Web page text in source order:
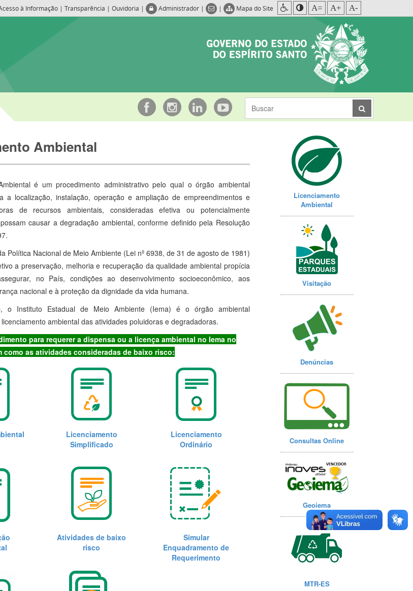
à Informação | Transparência | Ouvidoria | Administrador | | Mapa do Site A= A+ A-
Ambiental
é um procedimento administrativo pelo qual o órgão ambiental
a localização, instalação, operação e ampliação de empreendimentos e
de recursos ambientais, consideradas efetiva ou potencialmente
causar a degradação ambiental, conforme definido pela Resolução
Política Nacional de Meio Ambiente (Lei nº 6938, de 31 de agosto de 1981)
a preservação, melhoria e recuperação da qualidade ambiental propícia
no País, condições ao desenvolvimento socioeconômico, aos
nacional e à proteção da dignidade da vida humana.
o Instituto Estadual de Meio Ambiente (Iema) é o órgão ambiental
ambiental das atividades poluidoras e degradadoras.
para requerer a dispensa ou a licença ambiental no Iema no
como as atividades consideradas de baixo risco:
Licenciamento
Simplificado
Licenciamento
Ordinário
Atividades de baixo
risco
Simular
Enquadramento de
Requerimento
Licenciamento
Ambiental
Visitação
Denúncias
Consultas Online
Geoiema
MTR-ES